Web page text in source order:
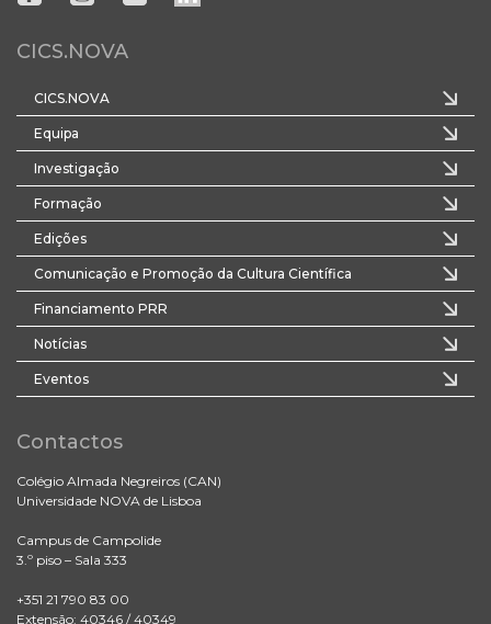
CICS.NOVA
CICS.NOVA
Equipa
Investigação
Formação
Edições
Comunicação e Promoção da Cultura Científica
Financiamento PRR
Notícias
Eventos
Contactos
Colégio Almada Negreiros (CAN)
Universidade NOVA de Lisboa
Campus de Campolide
3.º piso – Sala 333
+351 21 790 83 00
Extensão: 40346 / 40349